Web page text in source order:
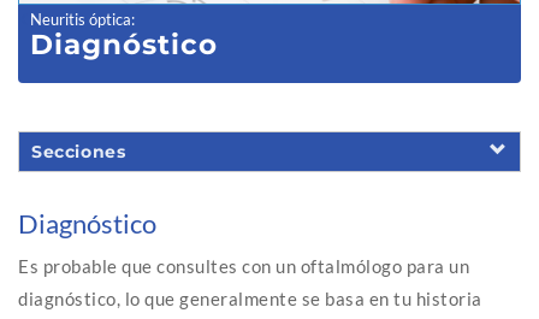
Neuritis óptica:
Diagnóstico
Secciones
Diagnóstico
Es probable que consultes con un oftalmólogo para un
diagnóstico, lo que generalmente se basa en tu historia